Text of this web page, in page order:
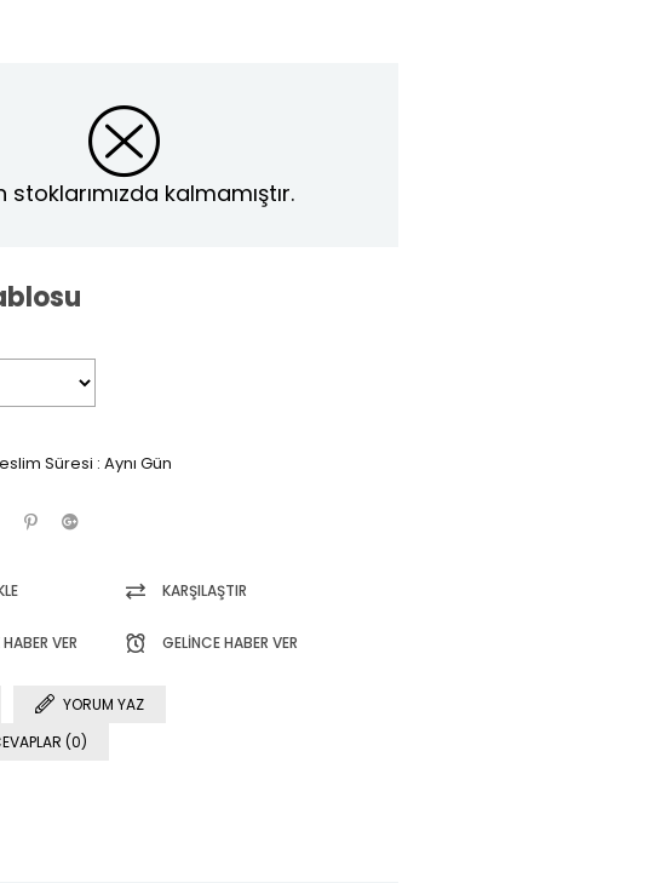
stoklarımızda kalmamıştır.
Süresi : Aynı Gün
KARŞILAŞTIR
VER GELINCE HABER VER
YORUM YAZ
(0)